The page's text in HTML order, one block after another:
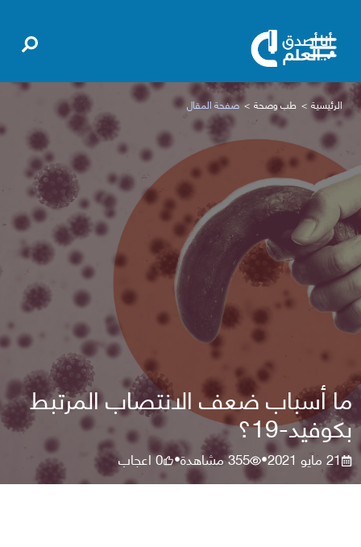
الرئيسية طب وصحة صفحة المقال
ما أسباب ضعف الانتصاب المرتبط
بكوفيد-19؟
21 مايو 2021 •
355مشاهدة•
0اعجاب